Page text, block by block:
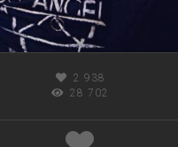
2 938
28 702